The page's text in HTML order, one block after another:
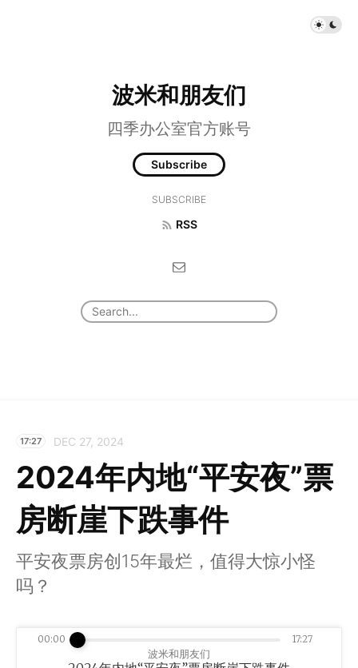
波米和朋友们
四季办公室官方账号
Subscribe
SUBSCRIBE
RSS
17:27 DEC 27, 2024
2024年内地“平安夜”票
房断崖下跌事件
平安夜票房创15年最烂，值得大惊小怪
吗？
波米和朋友们
00:00 17:27